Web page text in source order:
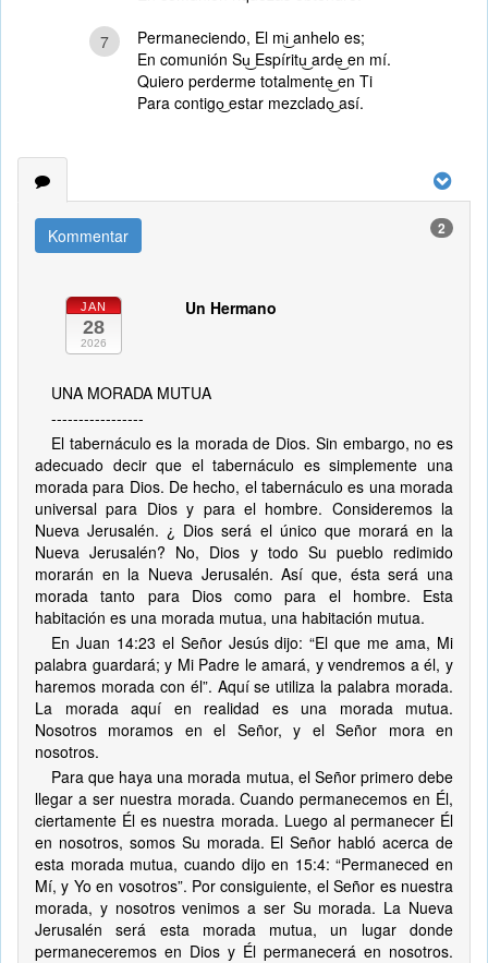
7
Permaneciendo, El mi͜ anhelo es;
En comunión Su͜ Espíritu͜ arde͜ en mí.
Quiero perderme totalmente͜ en Ti
Para contigo͜ estar mezclado͜ así.
Kommentar 2
JAN
28
2026
Un Hermano
UNA MORADA MUTUA
-----------------
El tabernáculo es la morada de Dios. Sin embargo, no es
adecuado decir que el tabernáculo es simplemente una
morada para Dios. De hecho, el tabernáculo es una morada
universal para Dios y para el hombre. Consideremos la
Nueva Jerusalén. ¿ Dios será el único que morará en la
Nueva Jerusalén? No, Dios y todo Su pueblo redimido
morarán en la Nueva Jerusalén. Así que, ésta será una
morada tanto para Dios como para el hombre. Esta
habitación es una morada mutua, una habitación mutua.
En Juan 14:23 el Señor Jesús dijo: “El que me ama, Mi
palabra guardará; y Mi Padre le amará, y vendremos a él, y
haremos morada con él”. Aquí se utiliza la palabra morada.
La morada aquí en realidad es una morada mutua.
Nosotros moramos en el Señor, y el Señor mora en
nosotros.
Para que haya una morada mutua, el Señor primero debe
llegar a ser nuestra morada. Cuando permanecemos en Él,
ciertamente Él es nuestra morada. Luego al permanecer Él
en nosotros, somos Su morada. El Señor habló acerca de
esta morada mutua, cuando dijo en 15:4: “Permaneced en
Mí, y Yo en vosotros”. Por consiguiente, el Señor es nuestra
morada, y nosotros venimos a ser Su morada. La Nueva
Jerusalén será esta morada mutua, un lugar donde
permaneceremos en Dios y Él permanecerá en nosotros.